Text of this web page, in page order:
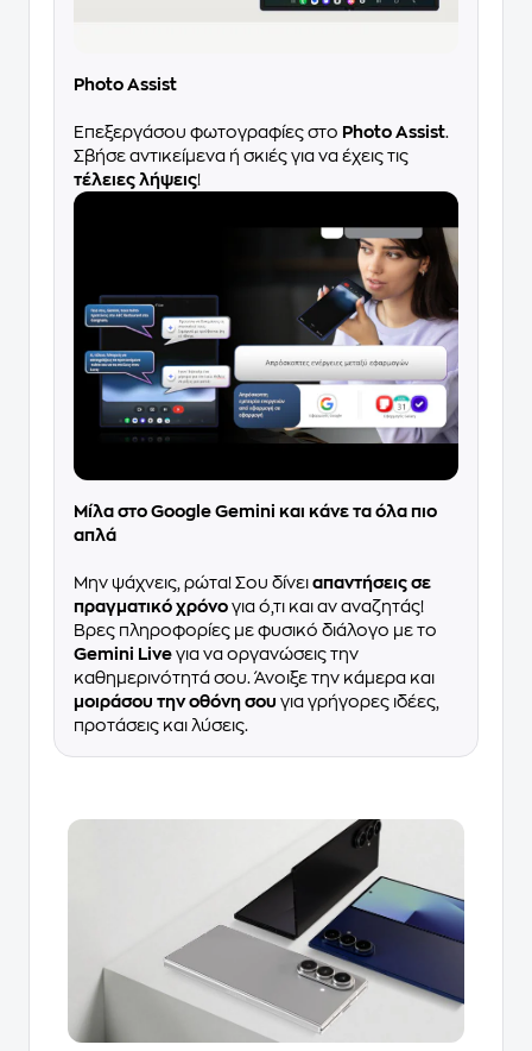
Photo Assist
Επεξεργάσου φωτογραφίες στο Photo Assist.
Σβήσε αντικείμενα ή σκιές για να έχεις τις
τέλειες λήψεις!
Μίλα στο Google Gemini και κάνε τα όλα πιο
απλά
Μην ψάχνεις, ρώτα! Σου δίνει απαντήσεις σε
πραγματικό χρόνο για ό,τι και αν αναζητάς!
Βρες πληροφορίες με φυσικό διάλογο με το
Gemini Live για να οργανώσεις την
καθημερινότητά σου. Άνοιξε την κάμερα και
μοιράσου την οθόνη σου για γρήγορες ιδέες,
προτάσεις και λύσεις.